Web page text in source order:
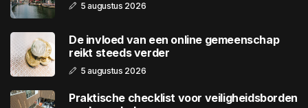
5 augustus 2026
De invloed van een online gemeenschap
reikt steeds verder
5 augustus 2026
Praktische checklist voor veiligheidsborden